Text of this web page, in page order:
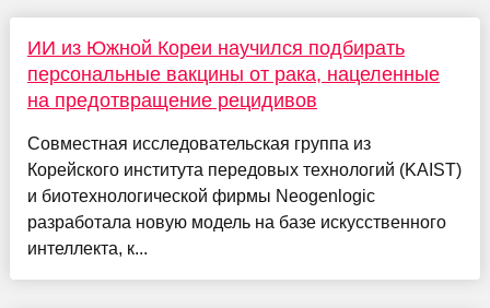
ИИ из Южной Кореи научился подбирать
персональные вакцины от рака, нацеленные
на предотвращение рецидивов
Совместная исследовательская группа из
Корейского института передовых технологий (KAIST)
и биотехнологической фирмы Neogenlogic
разработала новую модель на базе искусственного
интеллекта, к...